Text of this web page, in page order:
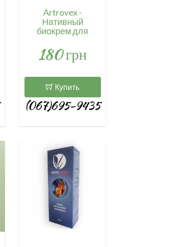
Artrovex -
Нативный
биокрем для
(Артровекс)
180 грн
Купить
(067)695-9435